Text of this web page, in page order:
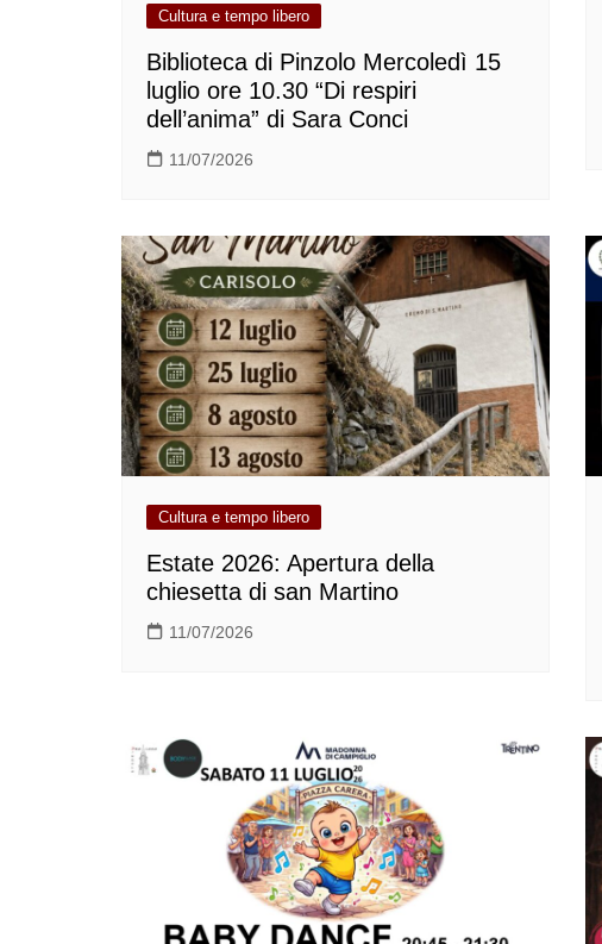
Cultura e tempo libero
Biblioteca di Pinzolo Mercoledì 15
luglio ore 10.30 “Di respiri
dell’anima” di Sara Conci
11/07/2026
Cultura e tempo libero
Estate 2026: Apertura della
chiesetta di san Martino
11/07/2026